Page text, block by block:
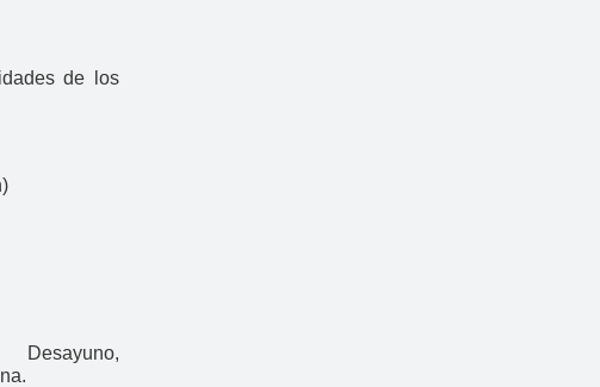
de los
Desayuno,